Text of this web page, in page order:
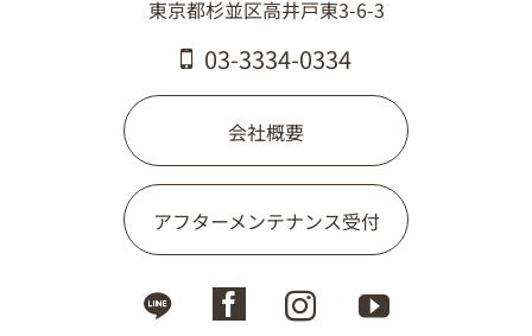
東京都杉並区高井戸東3-6-3
03-3334-0334
会社概要
アフターメンテナンス受付